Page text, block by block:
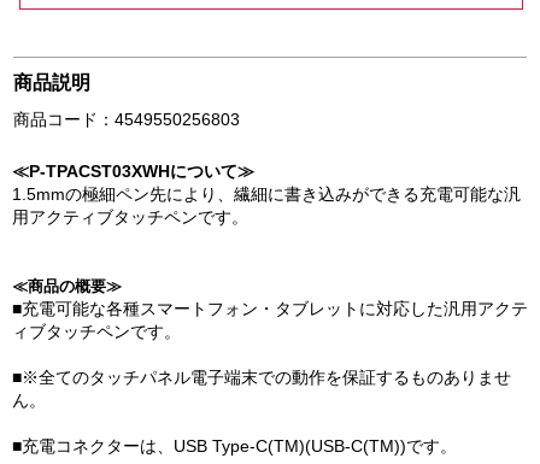
商品説明
商品コード：4549550256803
≪P-TPACST03XWHについて≫
1.5mmの極細ペン先により、繊細に書き込みができる充電可能な汎
用アクティブタッチペンです。
≪商品の概要≫
■充電可能な各種スマートフォン・タブレットに対応した汎用アクテ
ィブタッチペンです。
■※全てのタッチパネル電子端末での動作を保証するものありませ
ん。
■充電コネクターは、USB Type-C(TM)(USB-C(TM))です。